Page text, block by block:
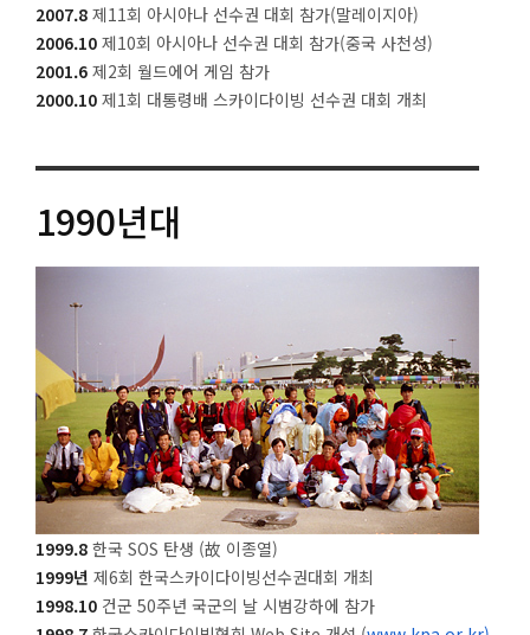
2007.8 제11회 아시아나 선수권 대회 참가(말레이지아)
2006.10 제10회 아시아나 선수권 대회 참가(중국 사천성)
2001.6 제2회 월드에어 게임 참가
2000.10 제1회 대통령배 스카이다이빙 선수권 대회 개최
1990년대
1999.8 한국 SOS 탄생 (故 이종열)
1999년 제6회 한국스카이다이빙선수권대회 개최
1998.10 건군 50주년 국군의 날 시범강하에 참가